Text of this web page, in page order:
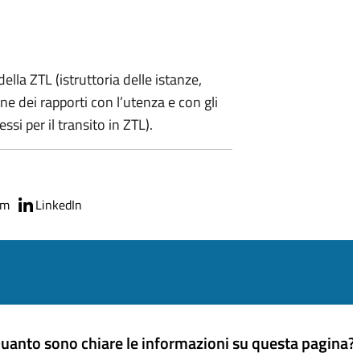
ZTL (istruttoria delle istanze,
dei rapporti con l’utenza e con gli
per il transito in ZTL).
LinkedIn
sono chiare le informazioni su questa